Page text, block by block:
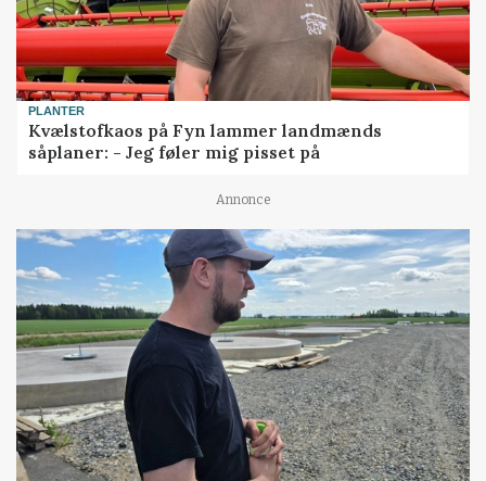
PLANTER
Kvælstofkaos på Fyn lammer landmænds
såplaner: - Jeg føler mig pisset på
Annonce